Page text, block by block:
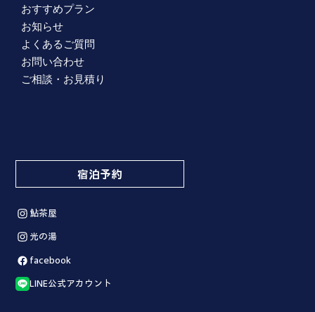
おすすめプラン
お知らせ
よくあるご質問
お問い合わせ
ご相談・お見積り
宿泊予約
鮎茶屋
光の湯
facebook
LINE公式アカウント